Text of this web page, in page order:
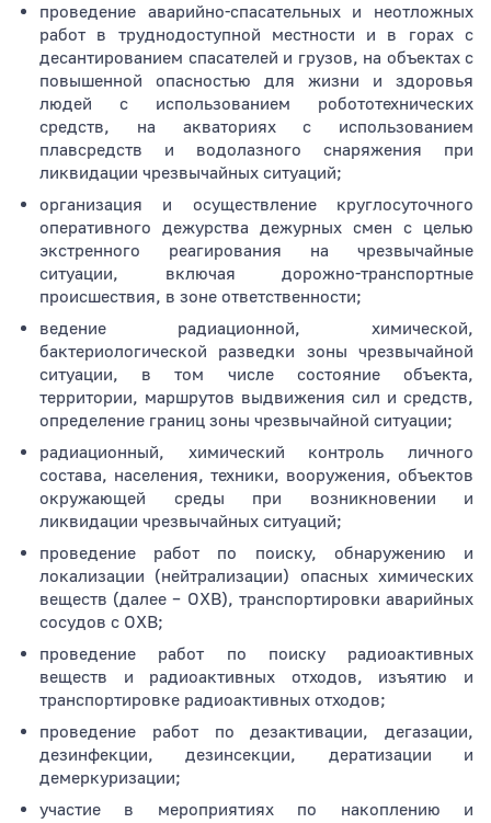
Публикация не позднее
проведение аварийно-спасательных и неотложных
работ в труднодоступной местности и в горах с
десантированием спасателей и грузов, на объектах с
повышенной опасностью для жизни и здоровья
людей с использованием робототехнических
средств, на акваториях с использованием
плавсредств и водолазного снаряжения при
ликвидации чрезвычайных ситуаций;
организация и осуществление круглосуточного
оперативного дежурства дежурных смен с целью
экстренного реагирования на чрезвычайные
ситуации, включая дорожно-транспортные
происшествия, в зоне ответственности;
ведение радиационной, химической,
бактериологической разведки зоны чрезвычайной
ситуации, в том числе состояние объекта,
территории, маршрутов выдвижения сил и средств,
определение границ зоны чрезвычайной ситуации;
радиационный, химический контроль личного
состава, населения, техники, вооружения, объектов
окружающей среды при возникновении и
ликвидации чрезвычайных ситуаций;
проведение работ по поиску, обнаружению и
локализации (нейтрализации) опасных химических
веществ (далее – ОХВ), транспортировки аварийных
сосудов с ОХВ;
проведение работ по поиску радиоактивных
веществ и радиоактивных отходов, изъятию и
транспортировке радиоактивных отходов;
проведение работ по дезактивации, дегазации,
дезинфекции, дезинсекции, дератизации и
демеркуризации;
участие в мероприятиях по накоплению и